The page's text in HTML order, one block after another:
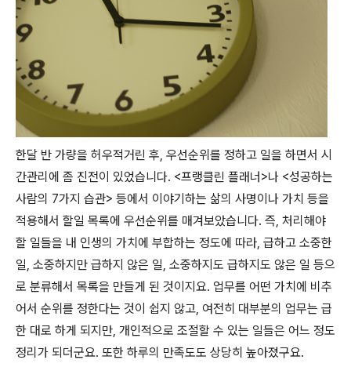
한달 반 가량을 허우적거린 후, 우선순위를 정하고 일을 하면서 시
간관리에 좀 진전이 있었습니다. <프랭클린 플래너>나 <성공하는
사람의 7가지 습관> 등에서 이야기하는 삶의 사명이나 가치 등을
적용해서 할일 목록에 우선순위를 매겨보았습니다. 즉, 처리해야
할 일들을 내 인생의 가치에 부합하는 정도에 따라, 급하고 소중한
일, 소중하지만 급하지 않은 일, 소중하지도 급하지도 않은 일 등으
로 분류해서 목록을 만들게 된 것이지요. 업무를 어떤 가치에 비추
어서 순위를 정한다는 것이 쉽지 않고, 여전히 대부분의 업무는 급
한 대로 하게 되지만, 개인적으로 조절할 수 있는 일들은 어느 정도
정리가 되더군요. 또한 하루의 만족도도 상당히 높아졌구요.